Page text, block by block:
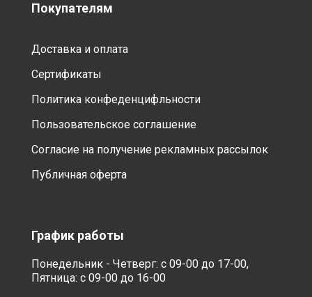
Покупателям
Доставка и оплата
Сертификаты
Политика конфеденцифльности
Пользовательское соглашение
Согласие на получение рекламных рассылок
Публичная оферта
График работы
Понедельник - Четверг: с 09-00 до 17-00,
Пятница: с 09-00 до 16-00